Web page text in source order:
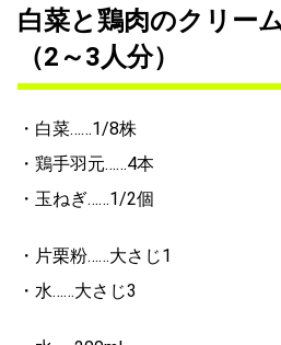
白菜と鶏肉のクリー
（2～3人分）
・白菜……1/8株
・鶏手羽元……4本
・玉ねぎ……1/2個
・片栗粉……大さじ1
・水……大さじ3